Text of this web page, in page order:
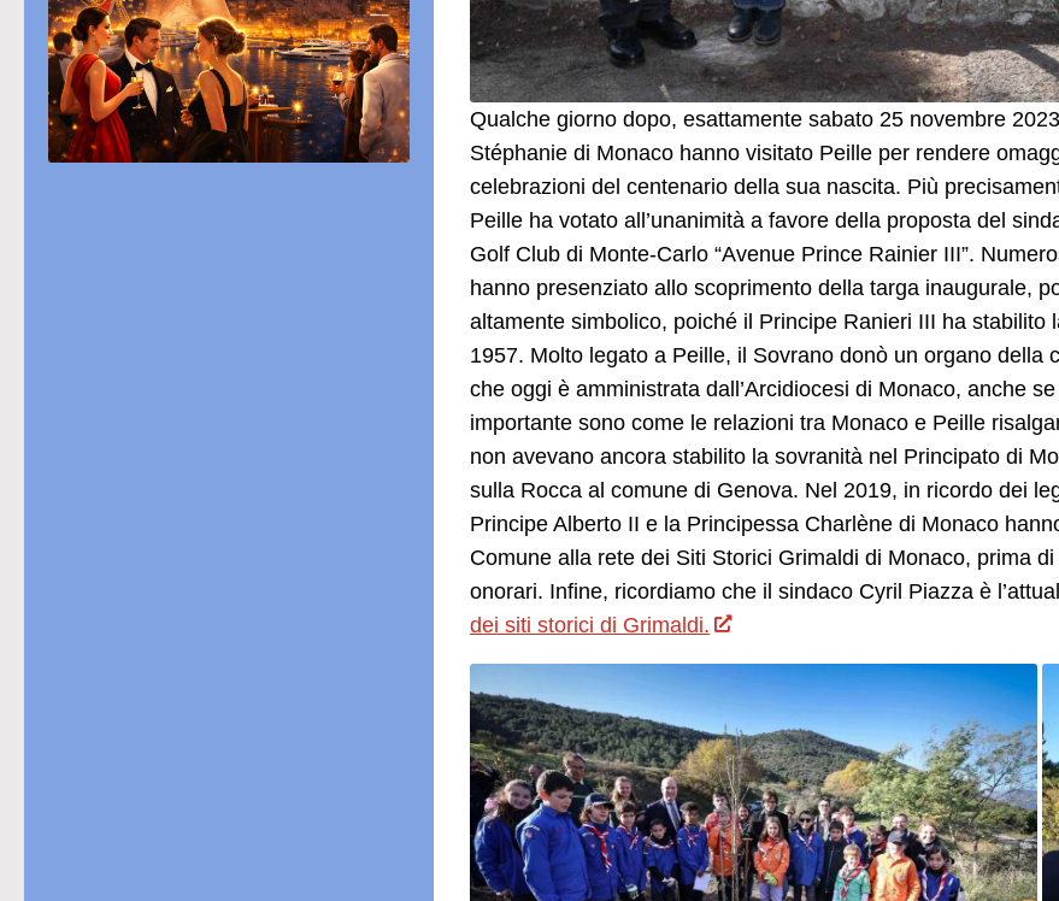
Qualche giorno dopo, esattamente sabato 25 novembre
Stéphanie di Monaco hanno visitato Peille per rendere
celebrazioni del centenario della sua nascita. Più
Peille ha votato all’unanimità a favore della proposta del
Golf Club di Monte-Carlo “Avenue Prince Rainier III”.
hanno presenziato allo scoprimento della targa inaugurale,
altamente simbolico, poiché il Principe Ranieri III ha
1957. Molto legato a Peille, il Sovrano donò un organo della
che oggi è amministrata dall’Arcidiocesi di Monaco, anche
importante sono come le relazioni tra Monaco e Peille
non avevano ancora stabilito la sovranità nel Principato di
sulla Rocca al comune di Genova. Nel 2019, in ricordo dei
Principe Alberto II e la Principessa Charlène di Monaco
Comune alla rete dei Siti Storici Grimaldi di Monaco, prima
onorari. Infine, ricordiamo che il sindaco Cyril Piazza è
dei siti storici di Grimaldi.